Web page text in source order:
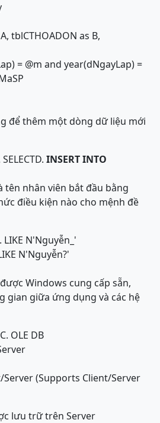
tblCTHOADON as B,
= @m and year(dNgayLap) =
để thêm một dòng dữ liệu mới
SELECTD. INSERTINTO
tên nhân viên bắt đầu bằng
điều kiện nào cho mệnh đề
LIKE N'Nguyễn_'
N'Nguyễn?'
Windows cung cấp sẵn,
gian giữa ứng dụng và các hệ
C. OLE DB
(Supports Client/Server
lưu trữ trên Server